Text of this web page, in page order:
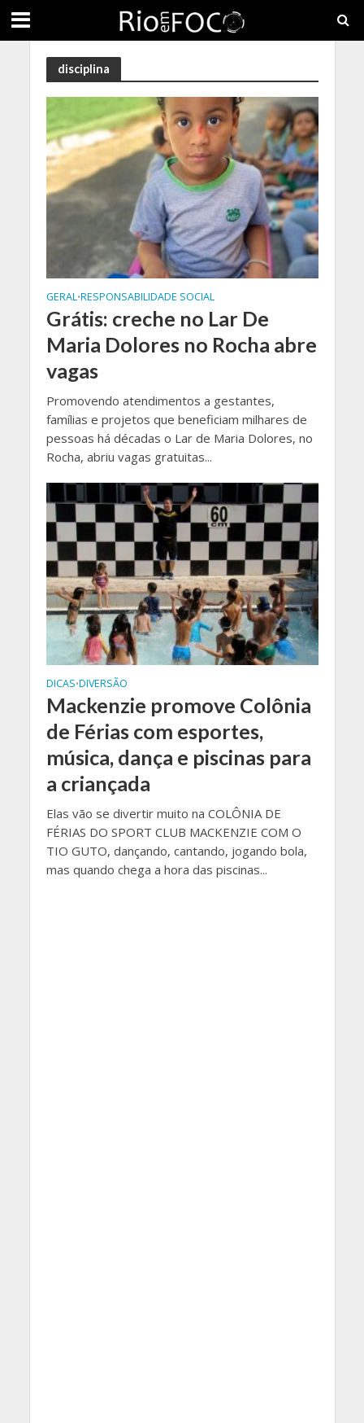
disciplina
GERAL•RESPONSABILIDADE SOCIAL
Grátis: creche no Lar De
Maria Dolores no Rocha abre
vagas
Promovendo atendimentos a gestantes,
famílias e projetos que beneficiam milhares de
pessoas há décadas o Lar de Maria Dolores, no
Rocha, abriu vagas gratuitas...
DICAS•DIVERSÃO
Mackenzie promove Colônia
de Férias com esportes,
música, dança e piscinas para
a criançada
Elas vão se divertir muito na COLÔNIA DE
FÉRIAS DO SPORT CLUB MACKENZIE COM O
TIO GUTO, dançando, cantando, jogando bola,
mas quando chega a hora das piscinas...